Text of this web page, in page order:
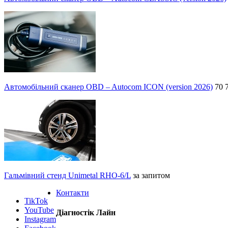
Автомобільний сканер OBD – Autocom ICON (version 2026) 70
Гальмівний стенд Unimetal RHO-6/L за запитом
TikTok
YouTube
Instagram
Контакти
Діагностік Лайн